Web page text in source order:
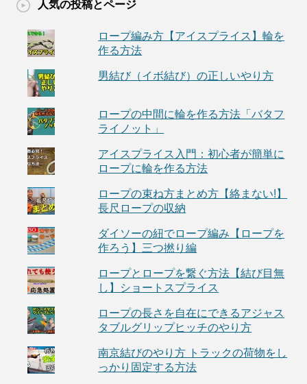
人気の投稿とページ
ロープ編み方【アイスプライス】輪を
作る方法
男結び（イボ結び）の正しいやり方
ロープの中間に輪を作る方法「バタフ
ライノット」
アイスプライス入門：初心者が簡単に
ロープに輪を作る方法
ロープの束ね方まとめ方【絡まない!】
長尺ロープの収納
ダイソーの紐でロープ編み【ロープを
作ろう】三つ撚り編
ロープとロープを繋ぐ方法【結び目無
し】ショートスプライス
ロープの長さを自在にできるアジャス
タブルグリップヒッチのやり方
南京結びのやり方 トラックの荷物をし
っかり固定する方法